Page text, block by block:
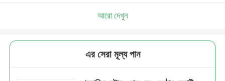
আরো দেখুন
এর সেরা মূল্য পান